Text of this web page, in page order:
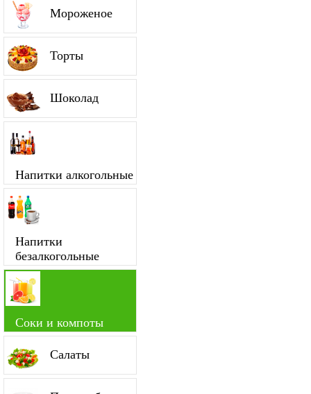
Мороженое
Торты
Шоколад
Напитки алкогольные
Напитки
безалкогольные
Соки и компоты
Салаты